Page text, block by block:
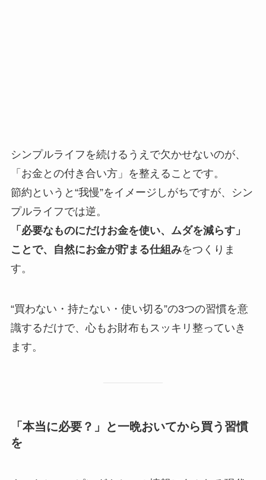
シンプルライフを続けるうえで欠かせないのが、
「お金との付き合い方」を整えることです。
節約というと“我慢”をイメージしがちですが、シン
プルライフでは逆。
「必要なものにだけお金を使い、ムダを減らす」
ことで、自然にお金が貯まる仕組みをつくりま
す。
“買わない・持たない・使い切る”の3つの習慣を意
識するだけで、心もお財布もスッキリ整っていき
ます。
「本当に必要？」と一晩おいてから買う習慣
を